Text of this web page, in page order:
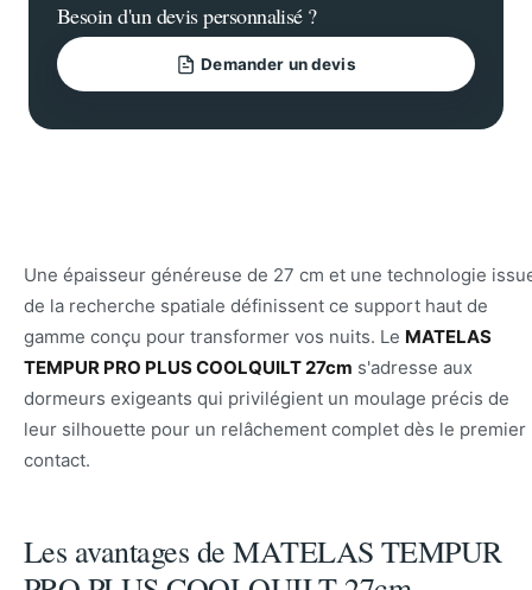
Besoin d'un devis personnalisé ?
Demander un devis
Une épaisseur généreuse de 27 cm et une technologie
de la recherche spatiale définissent ce support haut de
gamme conçu pour transformer vos nuits. Le MATELAS
TEMPUR PRO PLUS COOLQUILT 27cm s'adresse aux
dormeurs exigeants qui privilégient un moulage précis de
leur silhouette pour un relâchement complet dès le premier
contact.
Les avantages de MATELAS TEMPUR